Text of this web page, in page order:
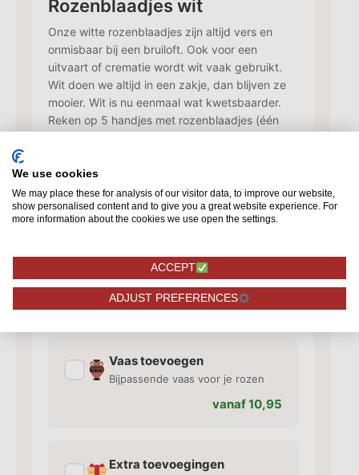
Rozenblaadjes wit
Onze witte rozenblaadjes zijn altijd vers en
onmisbaar bij een bruiloft. Ook voor een
uitvaart of crematie wordt wit vaak gebruikt.
Wit doen we altijd in een zakje, dan blijven ze
mooier. Wit is nu eenmaal wat kwetsbaarder.
Reken op 5 handjes met rozenblaadjes (één
14,95
✓
Voeg een kaart toe met jouw
persoonlijke tekst
vanaf 1,50
Vaas toevoegen
Bijpassende vaas voor je rozen
vanaf 10,95
Extra toevoegingen
We use cookies
We may place these for analysis of our visitor data, to improve our website,
show personalised content and to give you a great website experience. For
more information about the cookies we use open the settings.
ACCEPT
ADJUST PREFERENCES